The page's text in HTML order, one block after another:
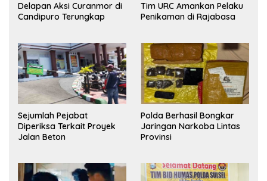
Delapan Aksi Curanmor di
Candipuro Terungkap
Tim URC Amankan Pelaku
Penikaman di Rajabasa
Sejumlah Pejabat
Diperiksa Terkait Proyek
Jalan Beton
Polda Berhasil Bongkar
Jaringan Narkoba Lintas
Provinsi